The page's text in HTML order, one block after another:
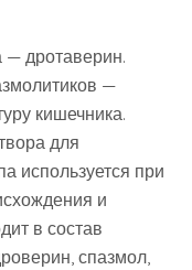
дротаверин.
—
кишечника.
для
используется при
и
в состав
спазмол,